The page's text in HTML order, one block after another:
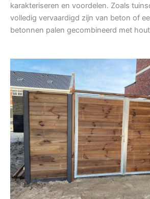
karakteriseren en voordelen. Zoals
volledig vervaardigd zijn van beton of
betonnen palen gecombineerd met